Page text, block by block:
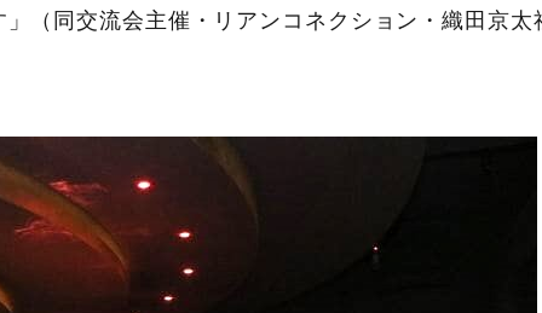
（同交流会主催・リアンコネクション・織田京太